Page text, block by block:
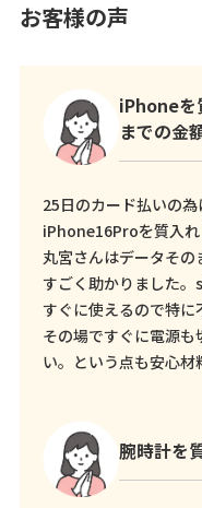
お客様の声
iPhoneを
までの金
25日のカード払いの
iPhone16Proを質入れ
丸宮さんはデータその
すごく助かりました
すぐに使えるので特に
その場ですぐに電源
い。という点も安心材
腕時計を